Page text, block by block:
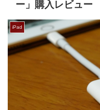
ー」購入レビュー
iPad